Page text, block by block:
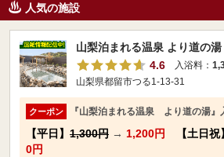
人気の施設
山梨泊まれる温泉 より道の湯
4.6
入浴料：
山梨県都留市つる1-13-31
クーポン 『山梨泊まれる温泉 より道の湯』
【平日】 1,300円 → 1,200円 【土日祝】
0円